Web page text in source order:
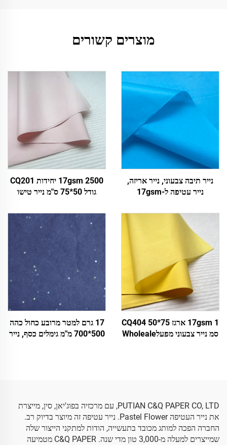
מוצרים קשורים
נייר תיבה צבעוני, נייר אריזה,
נייר עטיפה ל-17gsm
17gsm 2500 יחידות CQ201
גודל 50*75 ס"מ נייר טישו
פירות בגדים חולצות טישרט
נעליים נייר עטיפה
17gsm 1 ארגז CQ404 50*75
סמ נייר צבעוני מפעלWholeale
17 גרם למטר מרובע כחול כהה
500*700 מ"מ גימלים כסף, נייר
PUTIAN C&Q PAPER CO, LTD, עם מרכזיה בפוג'יאן, סין, מייצרת
את נייר העטיפה Pastel Flower. נייר עטיפה זה מיוצר בדיוק רב.
החברה הפכה למותג מכובד בתעשייה, הודות למתקני הייצור שלה
שמייצרים למעלה מ-3,000 טון מדי שנה. C&Q PAPER מטמיעה